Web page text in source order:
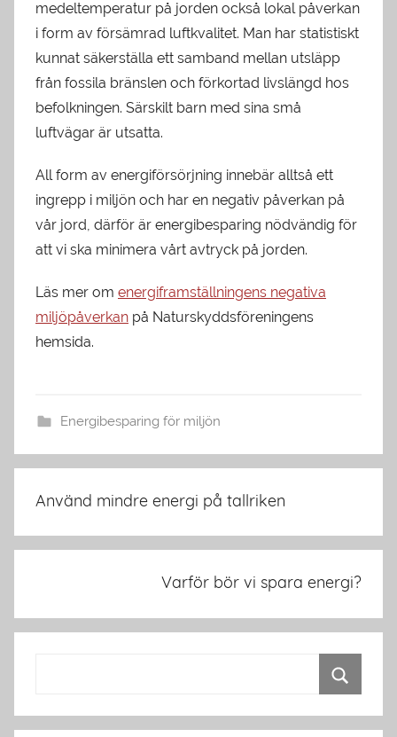
medeltemperatur på jorden också lokal påverkan
i form av försämrad luftkvalitet. Man har statistiskt
kunnat säkerställa ett samband mellan utsläpp
från fossila bränslen och förkortad livslängd hos
befolkningen. Särskilt barn med sina små
luftvägar är utsatta.
All form av energiförsörjning innebär alltså ett
ingrepp i miljön och har en negativ påverkan på
vår jord, därför är energibesparing nödvändig för
att vi ska minimera vårt avtryck på jorden.
Läs mer om energiframställningens negativa
miljöpåverkan på Naturskyddsföreningens
hemsida.
Energibesparing för miljön
Använd mindre energi på tallriken
Varför bör vi spara energi?